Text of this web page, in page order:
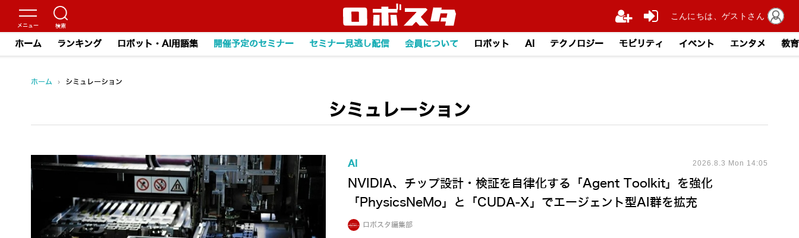
ホーム ランキング ロボット・AI用語集 開催予定のセミナー セミナー見逃し配信 会員について ロボット AI テクノロジー モビリティ イベント エンタメ 教育
ホーム › シミュレーション
シミュレーション
AI 2026.8.3 Mon 14:05
NVIDIA、チップ設計・検証を自律化する「Agent Toolkit」を強化
「PhysicsNeMo」と「CUDA-X」でエージェント型AI群を拡充
ロボスタ編集部
こんにちは、ゲストさん